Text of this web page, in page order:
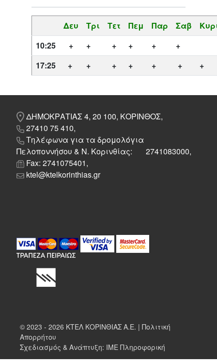
Δευ Τρι Τετ Πεμ Παρ Σαβ
10:25
+ + + + +
+
17:25
+ + + + + + +
ΔΗΜΟΚΡΑΤΙΑΣ 4, 20 100, ΚΟΡΙΝΘΟΣ,
27410 75 410,
Τηλέφωνα για τα δρομολόγια
Πελοποννήσου & Ν. Κορινθίας: 2741083000,
Fax: 2741075401,
ktel@ktelkorinthias.gr
© 2023 - 2026 ΚΤΕΛ ΚΟΡΙΝΘΙΑΣ Α.Ε. |Πολιτική
Απορρήτου
Σχεδιασμός & Ανάπτυξη: ΙΜΕ Πληροφορική